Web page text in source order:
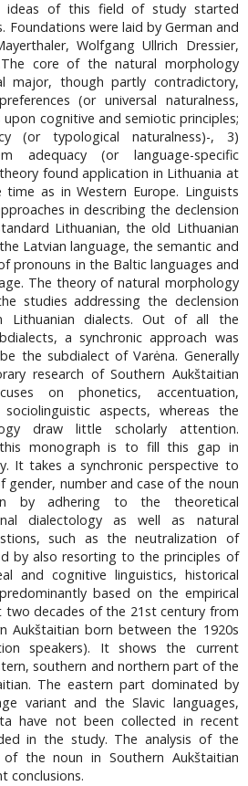
ideas of this field of study started
Foundations were laid by German and
Wolfgang Ullrich Dressier,
core of the natural morphology
major, though partly contradictory,
(or universal naturalness,
cognitive and semiotic principles;
(or typological naturalness)-, 3)
adequacy (or language-specific
found application in Lithuania at
as in Western Europe. Linguists
in describing the declension
Lithuanian, the old Lithuanian
Latvian language, the semantic and
pronouns in the Baltic languages and
The theory of natural morphology
studies addressing the declension
dialects. Out of all the
a synchronic approach was
the subdialect of Varėna. Generally
research of Southern Aukštaitian
on phonetics, accentuation,
aspects, whereas the
draw little scholarly attention.
monograph is to fill this gap in
It takes a synchronic perspective to
gender, number and case of the noun
by adhering to the theoretical
dialectology as well as natural
such as the neutralization of
by also resorting to the principles of
and cognitive linguistics, historical
based on the empirical
decades of the 21st century from
Aukštaitian born between the 1920s
speakers). It shows the current
southern and northern part of the
The eastern part dominated by
variant and the Slavic languages,
have not been collected in recent
in the study. The analysis of the
of the noun in Southern Aukštaitian
conclusions.